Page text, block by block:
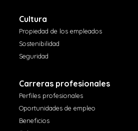
Cultura
Propiedad de los empleados
Sostenibilidad
Seguridad
Carreras profesionales
Perfiles profesionales
Oportunidades de empleo
Beneficios